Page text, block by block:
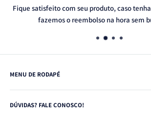
Fique satisfeito com seu produto, caso
fazemos o reembolso na hora sem
MENU DE RODAPÉ
quem somos
DÚVIDAS? FALE CONOSCO!